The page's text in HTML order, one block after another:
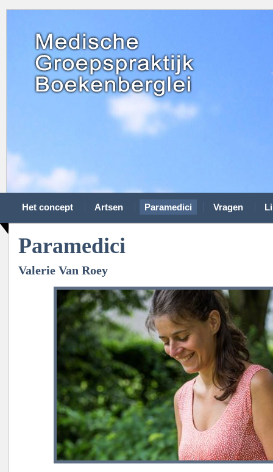
Het concept Artsen Paramedici Vragen
Paramedici
Valerie Van Roey